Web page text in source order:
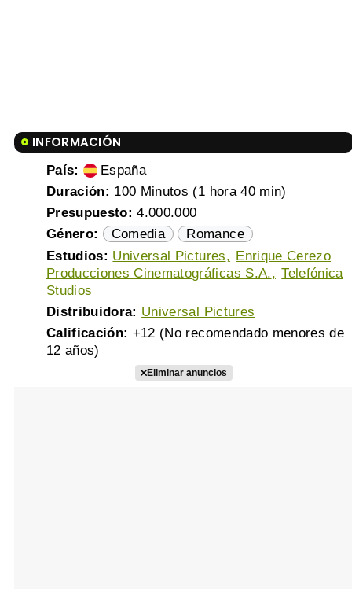
INFORMACIÓN
País:
España
Duración: 100 Minutos (1 hora 40 min)
Presupuesto: 4.000.000
Género:
Comedia
Romance
Estudios: Universal Pictures
Enrique Cerezo
Producciones Cinematográficas S.A.
Telefónica
Studios
Distribuidora: Universal Pictures
Calificación: +12 (No recomendado menores de
12 años)
Eliminar anuncios